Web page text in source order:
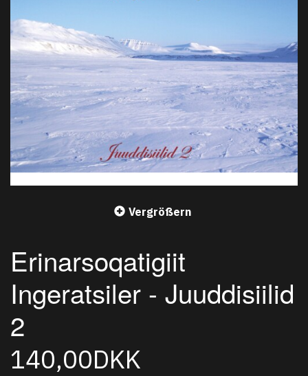
Vergrößern
Erinarsoqatigiit
Ingeratsiler - Juuddisiilid
2
140,00DKK